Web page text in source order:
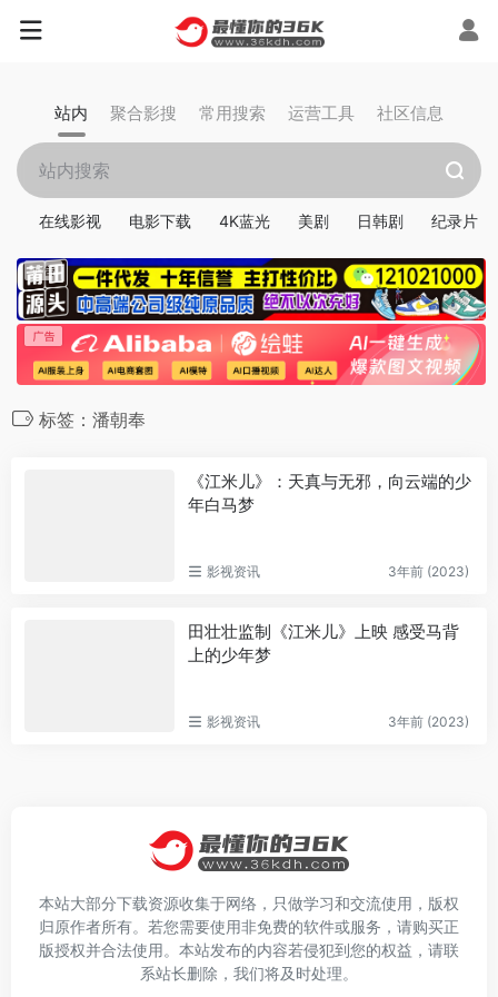
站内 聚合影搜 常用搜索 运营工具 社区信息
在线影视 电影下载 4K蓝光 美剧 日韩剧 纪录片
标签：潘朝奉
《江米儿》：天真与无邪，向云端的少
年白马梦
影视资讯 3年前 (2023)
田壮壮监制《江米儿》上映 感受马背
上的少年梦
影视资讯 3年前 (2023)
本站大部分下载资源收集于网络，只做学习和交流使用，版权
归原作者所有。若您需要使用非免费的软件或服务，请购买正
版授权并合法使用。本站发布的内容若侵犯到您的权益，请联
系站长删除，我们将及时处理。